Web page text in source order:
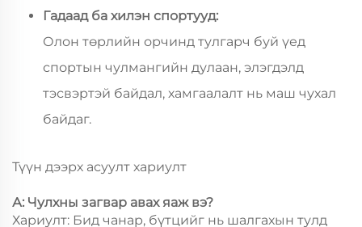
Гадаад ба хилэн спортууд:
Олон төрлийн орчинд тулгарч буй үед
спортын чулмангийн дулаан, элэгдэлд
тэсвэртэй байдал, хамгаалалт нь маш чухал
байдаг.
Түүн дээрх асуулт хариулт
А: Чулхны загвар авах яаж вэ?
Хариулт: Бид чанар, бүтцийг нь шалгахын тулд